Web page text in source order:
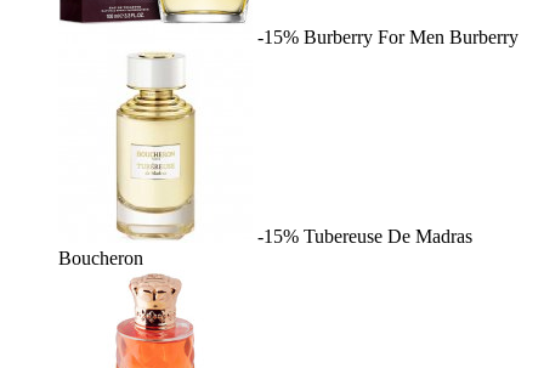
-15% Burberry For Men Burberry
-15% Tubereuse De Madras
Boucheron